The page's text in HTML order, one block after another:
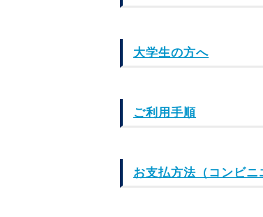
大学生の方へ
ご利用手順
お支払方法（コンビニ